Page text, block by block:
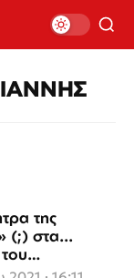
της
(;) στα...